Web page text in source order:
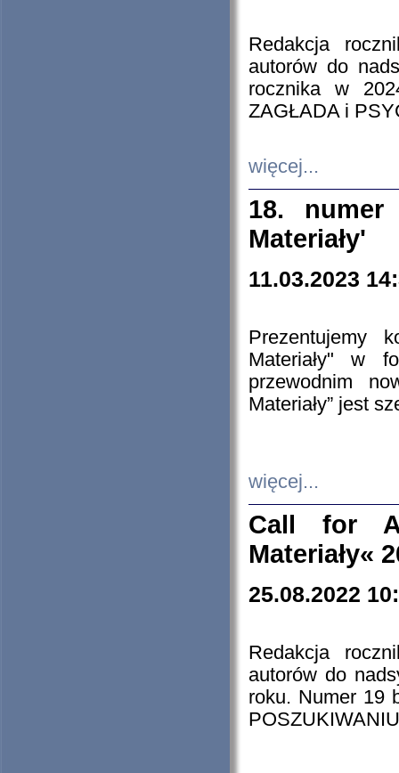
Redakcja
autorów do
rocznika w
ZAGŁADA i
więcej...
18. numer
Materiały'
11.03.2023
Prezentujemy
Materiały" w
przewodnim
Materiały” jest
więcej...
Call for
Materiały«
25.08.2022
Redakcja
autorów do
roku. Numer 19